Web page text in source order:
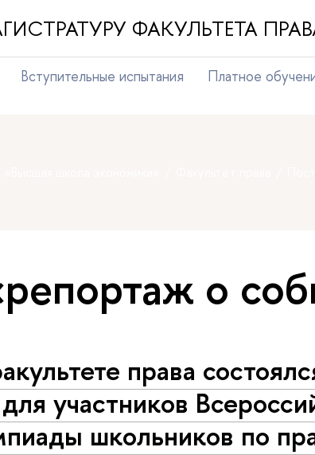
ФАКУЛЬТЕТА
Вступительные испытания Платное
о
права
участников
школьников по